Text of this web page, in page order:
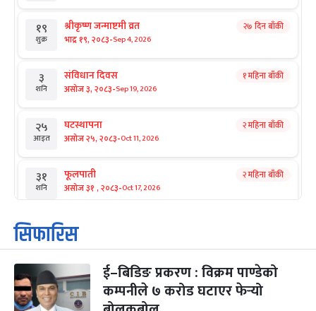
१९
शुक्र
श्रीकृष्ण जन्माष्टमी व्रत
भाद्र १९, २०८३-Sep 4, 2026
२७ दिन बाँकी
३
शनि
संविधान दिवस
असोज ३, २०८३-Sep 19, 2026
१ महिना बाँकी
२५
आइत
घटस्थापना
असोज २५, २०८३-Oct 11, 2026
२ महिना बाँकी
३१
शनि
फूलपाती
असोज ३१ , २०८३-Oct 17, 2026
२ महिना बाँकी
१
आइत
कार्तिक सङ्क्रान्ति
कार्तिक १, २०८३
३
मंगल
महानवमी
कार्तिक ३, २०८३-Oct 20, 2026
२ महिना बाँकी
सिफारिस
ई–बिडिङ प्रकरण : विक्रम पाण्डेको
कम्पनीले ७ करोड घटाएर फेर्‍यो